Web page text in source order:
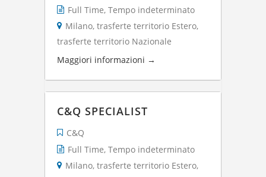
Full Time Tempo indeterminato
Milano trasferte territorio Estero
trasferte territorio Nazionale
Maggiori informazioni
C&Q SPECIALIST
C&Q
Full Time Tempo indeterminato
Milano trasferte territorio Estero